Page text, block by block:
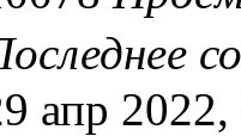
апр